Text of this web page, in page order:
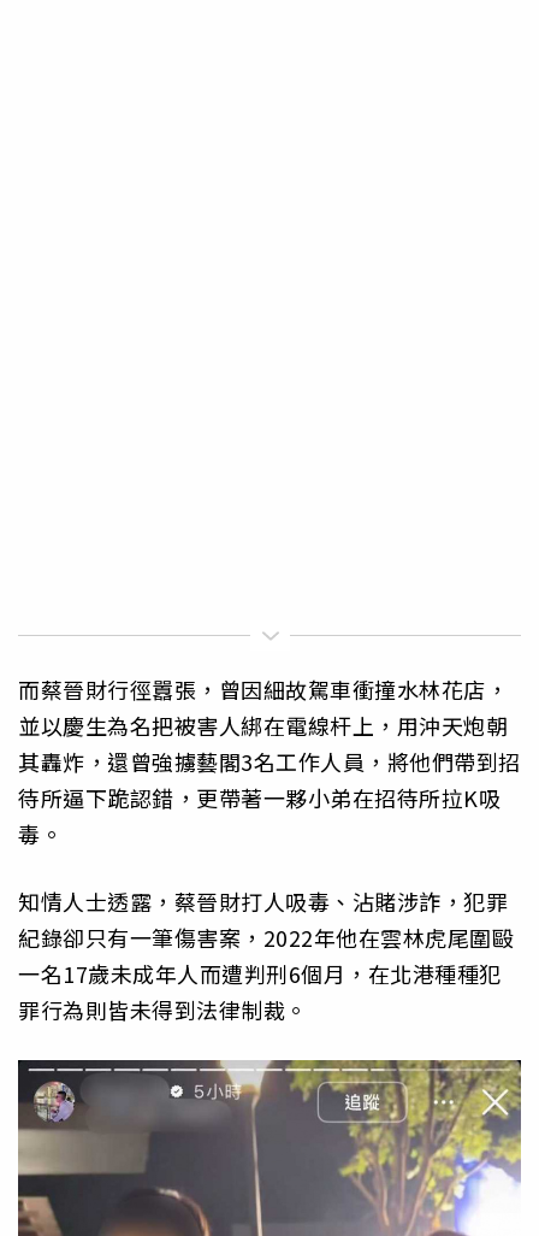
而蔡晉財行徑囂張，曾因細故駕車衝撞水林花店，
並以慶生為名把被害人綁在電線杆上，用沖天炮朝
其轟炸，還曾強擄藝閣3名工作人員，將他們帶到招
待所逼下跪認錯，更帶著一夥小弟在招待所拉K吸
毒。
知情人士透露，蔡晉財打人吸毒、沾賭涉詐，犯罪
紀錄卻只有一筆傷害案，2022年他在雲林虎尾圍毆
一名17歲未成年人而遭判刑6個月，在北港種種犯
罪行為則皆未得到法律制裁。